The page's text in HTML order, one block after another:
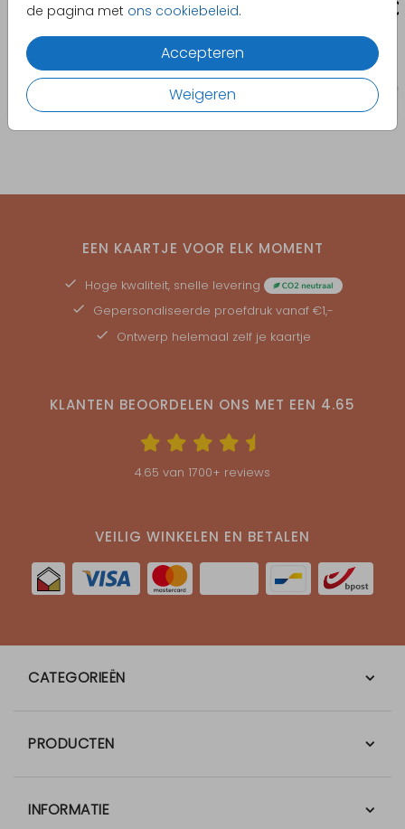
de pagina met ons cookiebeleid.
Accepteren
Weigeren
EEN KAARTJE VOOR ELK MOMENT
Hoge kwaliteit, snelle levering
Gepersonaliseerde proefdruk vanaf €1,-
Ontwerp helemaal zelf je kaartje
KLANTEN BEOORDELEN ONS MET EEN 4.65
4.65 van 1700+ reviews
VEILIG WINKELEN EN BETALEN
CATEGORIEËN
PRODUCTEN
INFORMATIE